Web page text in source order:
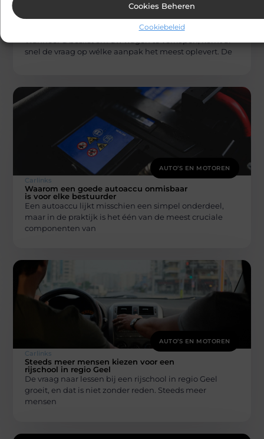
Cookies Beheren
Cookiebeleid
mogelijkheden voor zowel particulieren
snel de vraag op wélke aanpak het meest oplevert. De
AUTO’S EN MOTOREN
Carlinks
Waarom een goede autoaccu onmisbaar
is voor elke bestuurder
Een autoaccu lijkt misschien een simpel onderdeel,
maar in de praktijk is het één van de meest cruciale
componenten van
AUTO’S EN MOTOREN
Carlinks
Steeds meer mensen kiezen voor een
rijschool in regio Geel
De vraag naar lessen bij een rijschool in regio Geel
groeit, en dat is niet zonder reden. Steeds meer
mensen